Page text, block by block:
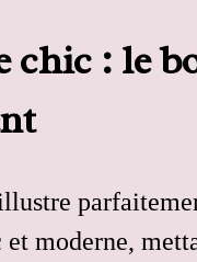
chic : le
moderne,